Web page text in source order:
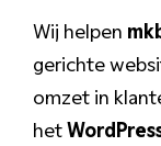
Wij helpen
gerichte
omzet in
het